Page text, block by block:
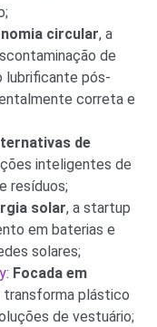
circular, a
de
lubrificante pós-
correta e
de
inteligentes de
resíduos;
solar, a startup
em baterias e
solares;
: Focada em
transforma plástico
de vestuário;